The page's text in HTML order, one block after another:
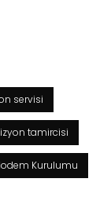
servisi
tamircisi
Kurulumu